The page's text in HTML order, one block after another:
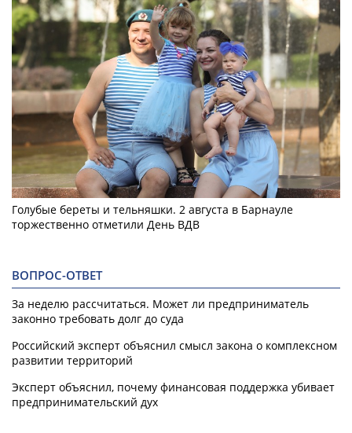
Голубые береты и тельняшки. 2 августа в Барнауле
торжественно отметили День ВДВ
ВОПРОС-ОТВЕТ
За неделю рассчитаться. Может ли предприниматель
законно требовать долг до суда
Российский эксперт объяснил смысл закона о комплексном
развитии территорий
Эксперт объяснил, почему финансовая поддержка убивает
предпринимательский дух